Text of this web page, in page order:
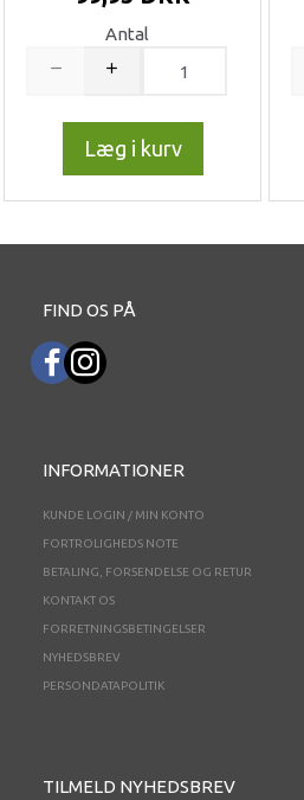
Antal
Læg i kurv
FIND OS PÅ
INFORMATIONER
KUNDE LOGIN / MIN KONTO
FORTROLIGHEDS NOTE
BETALING, FORSENDELSE OG RETUR
KONTAKT OS
FORRETNINGSBETINGELSER
NYHEDSBREV
PERSONDATAPOLITIK
TILMELD NYHEDSBREV